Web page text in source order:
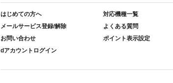
はじめての方へ
対応機種一覧
メールサービス登録/解除
よくある質問
お問い合わせ
ポイント表示設定
dアカウントログイン